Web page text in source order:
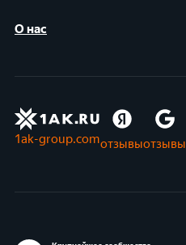
О нас
1ak-group.comотзывыотзывы